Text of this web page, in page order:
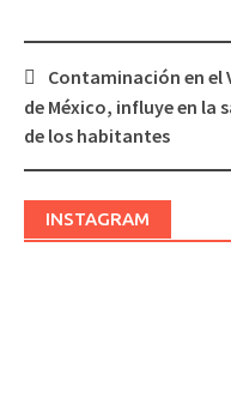
Post
navigation
Contaminación en el
de México, influye en la
de los habitantes
INSTAGRAM